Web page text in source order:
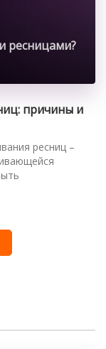
ресницами?
причины и
ресниц –
во
еще до начала
и результат